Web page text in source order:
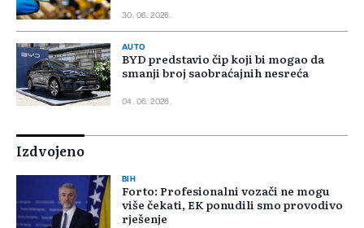
30. 06. 2026.
AUTO
BYD predstavio čip koji bi mogao da
smanji broj saobraćajnih nesreća
04. 06. 2026.
Izdvojeno
BIH
Forto: Profesionalni vozači ne mogu
više čekati, EK ponudili smo provodivo
rješenje